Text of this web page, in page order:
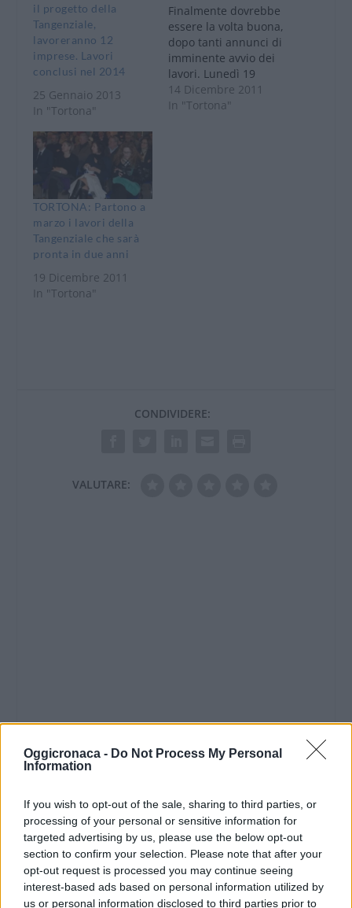
Oggicronaca - Do Not Process My Personal
Information
If you wish to opt-out of the sale, sharing to third parties, or
processing of your personal or sensitive information for
targeted advertising by us, please use the below opt-out
section to confirm your selection. Please note that after your
opt-out request is processed you may continue seeing
interest-based ads based on personal information utilized by
us or personal information disclosed to third parties prior to
il progetto della
Tangenziale,
lavoreranno 12
imprese. Lavori
conclusi nel 2014
25 Gennaio 2013
In "Tortona"
Finalmente dovrebbe
essere la volta buona,
dopo tanti annunci di
imminente avvio dei
lavori. Lunedì 19
dicembre, alle 17,15,
presso la SalaRomita
14 Dicembre 2011
In "Tortona"
TORTONA: Partono a
marzo i lavori della
Tangenziale che sarà
pronta in due anni
19 Dicembre 2011
In "Tortona"
CONDIVIDERE:
VALUTARE: